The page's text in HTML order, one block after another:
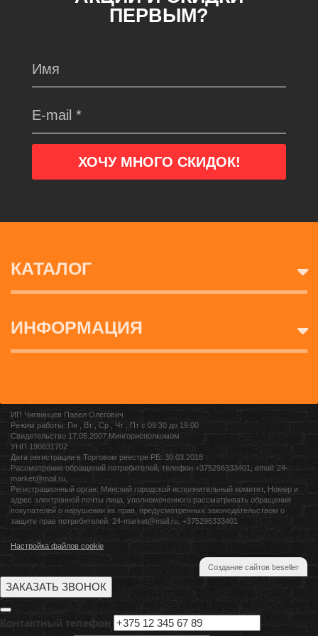
ПЕРВЫМ?
КАТАЛОГ
ИНФОРМАЦИЯ
ИП Чигвинцев Павел Олегович
Режим работы: Пн , Вт , Ср , Чт , Пт c 09:30 до 19:00
Свидетельство 17.05.2007 Мингорисполкомом
УНП 190831702
Дата регистрации в Торговом реестре РБ: 30.03.2018
Рассмотрение обращений потребителей, телефон +375296333401, email: 24-
market@mail.ru,
Регистрационный орган: Минский городской исполнительный комитет, Номер и
адрес электронной почты лица, уполномоченного рассматривать обращения
покупателей о нарушении их прав, предусмотренных законодательством о
защите прав потребителей: 24-market@mail.ru, +375296333401
Настройка файлов cookie
Создание сайтов beseller
ЗАКАЗАТЬ ЗВОНОК
Контактный телефон